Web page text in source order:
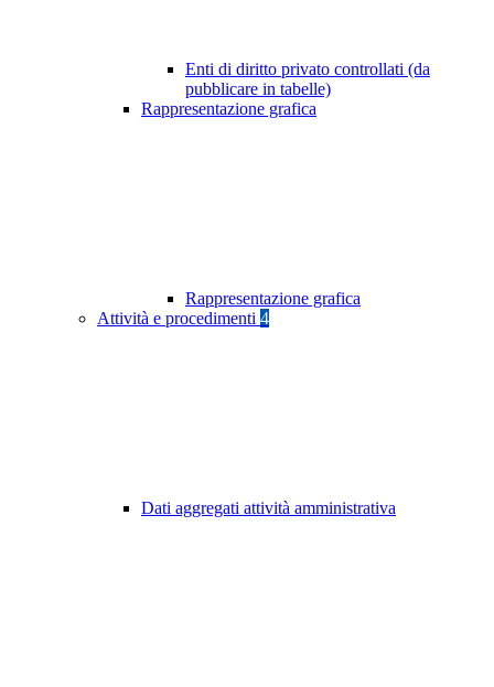
Enti di diritto privato controllati (da
pubblicare in tabelle)
Rappresentazione grafica
Rappresentazione grafica
Attività e procedimenti 4
Dati aggregati attività amministrativa